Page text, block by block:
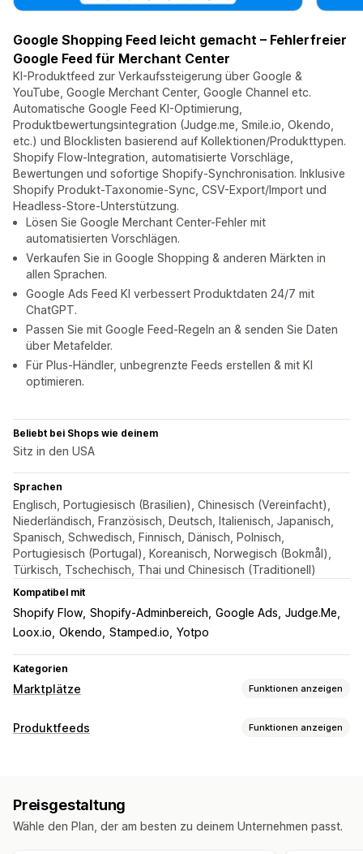
Google Shopping Feed leicht gemacht – Fehlerfreier
Google Feed für Merchant Center
KI-Produktfeed zur Verkaufssteigerung über Google &
YouTube, Google Merchant Center, Google Channel etc.
Automatische Google Feed KI-Optimierung,
Produktbewertungsintegration (Judge.me, Smile.io, Okendo,
etc.) und Blocklisten basierend auf Kollektionen/Produkttypen.
Shopify Flow-Integration, automatisierte Vorschläge,
Bewertungen und sofortige Shopify-Synchronisation. Inklusive
Shopify Produkt-Taxonomie-Sync, CSV-Export/Import und
Headless-Store-Unterstützung.
Lösen Sie Google Merchant Center-Fehler mit
automatisierten Vorschlägen.
Verkaufen Sie in Google Shopping & anderen Märkten in
allen Sprachen.
Google Ads Feed KI verbessert Produktdaten 24/7 mit
ChatGPT.
Passen Sie mit Google Feed-Regeln an & senden Sie Daten
über Metafelder.
Für Plus-Händler, unbegrenzte Feeds erstellen & mit KI
optimieren.
Beliebt bei Shops wie deinem
Sitz in den USA
Sprachen
Englisch, Portugiesisch (Brasilien), Chinesisch (Vereinfacht),
Niederländisch, Französisch, Deutsch, Italienisch, Japanisch,
Spanisch, Schwedisch, Finnisch, Dänisch, Polnisch,
Portugiesisch (Portugal), Koreanisch, Norwegisch (Bokmål),
Türkisch, Tschechisch, Thai und Chinesisch (Traditionell)
Kompatibel mit
Shopify Flow Shopify-Adminbereich Google Ads Judge.Me
Loox.io Okendo Stamped.io Yotpo
Kategorien
Marktplätze Funktionen anzeigen
Angebotsmanagement
Feedübersetzung
Massenupload
Benutzerdefinierte Angebote
Angebotsanalyse
Produktfeeds Funktionen anzeigen
KI-Zuordnung
Lokalisierte Feeds
Mehrere Sprachen Synchronisierung von Varianten
Preisgestaltung
Wähle den Plan, der am besten zu deinem Unternehmen passt.